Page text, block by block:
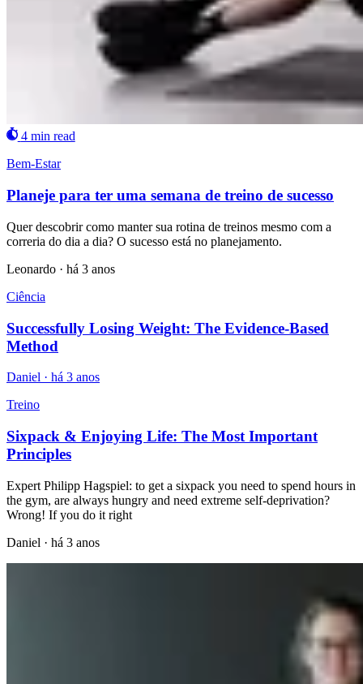
4 min read
Bem-Estar
Planeje para ter uma semana de treino de sucesso
Quer descobrir como manter sua rotina de treinos mesmo com a
correria do dia a dia? O sucesso está no planejamento.
Leonardo · há 3 anos
Ciência
Successfully Losing Weight: The Evidence-Based
Method
Daniel · há 3 anos
Treino
Sixpack & Enjoying Life: The Most Important
Principles
Expert Philipp Hagspiel: to get a sixpack you need to spend hours in
the gym, are always hungry and need extreme self-deprivation?
Wrong! If you do it right
Daniel · há 3 anos